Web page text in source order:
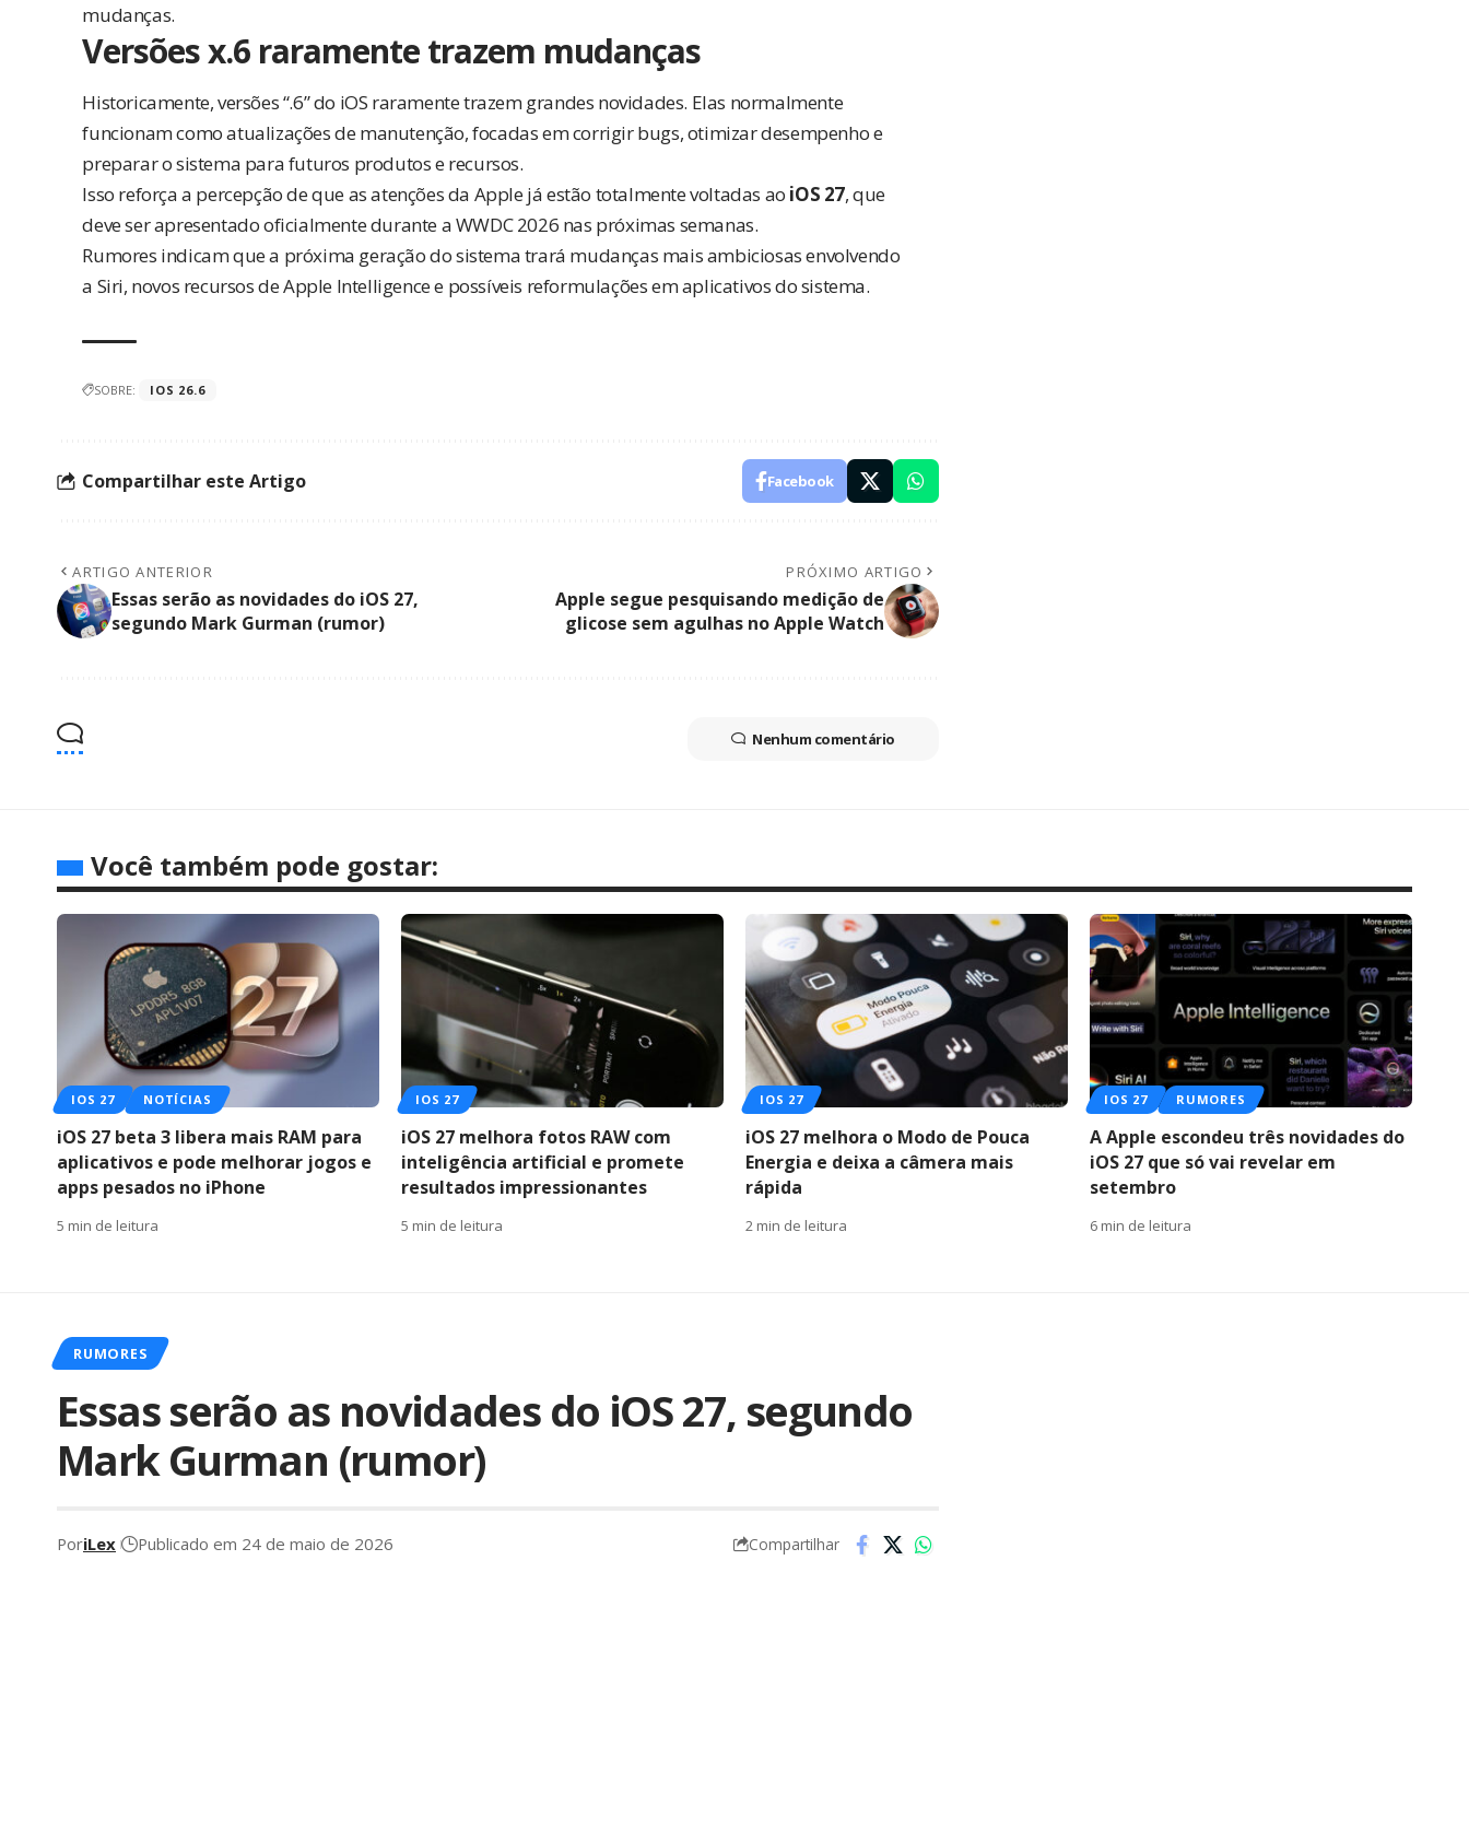
mudanças.
Versões x.6 raramente trazem mudanças
Historicamente, versões “.6” do iOS raramente trazem grandes novidades. Elas normalmente
funcionam como atualizações de manutenção, focadas em corrigir bugs, otimizar desempenho e
preparar o sistema para futuros produtos e recursos.
Isso reforça a percepção de que as atenções da Apple já estão totalmente voltadas ao iOS 27, que
deve ser apresentado oficialmente durante a WWDC 2026 nas próximas semanas.
Rumores indicam que a próxima geração do sistema trará mudanças mais ambiciosas envolvendo
a Siri, novos recursos de Apple Intelligence e possíveis reformulações em aplicativos do sistema.
SOBRE: IOS 26.6
Compartilhar este Artigo Facebook
ARTIGO ANTERIOR
Essas serão as novidades do iOS 27,
segundo Mark Gurman (rumor)
PRÓXIMO ARTIGO
Apple segue pesquisando medição de
glicose sem agulhas no Apple Watch
Nenhum comentário
Você também pode gostar:
IOS 27 NOTÍCIAS
iOS 27 beta 3 libera mais RAM para
aplicativos e pode melhorar jogos e
apps pesados no iPhone
5 min de leitura
IOS 27
iOS 27 melhora fotos RAW com
inteligência artificial e promete
resultados impressionantes
5 min de leitura
IOS 27
iOS 27 melhora o Modo de Pouca
Energia e deixa a câmera mais
rápida
2 min de leitura
IOS 27 RUMORES
A Apple escondeu três novidades do
iOS 27 que só vai revelar em
setembro
6 min de leitura
RUMORES
Essas serão as novidades do iOS 27, segundo
Mark Gurman (rumor)
PoriLex Publicado em 24 de maio de 2026 Compartilhar